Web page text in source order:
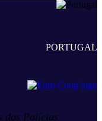
PORTUGAL
dos Polícias